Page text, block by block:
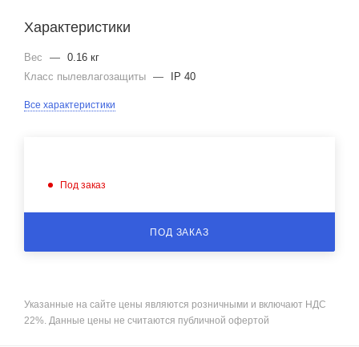
Характеристики
Вес — 0.16 кг
Класс пылевлагозащиты — IP 40
Все характеристики
Под заказ
ПОД ЗАКАЗ
Указанные на сайте цены являются розничными и включают НДС
22%. Данные цены не считаются публичной офертой